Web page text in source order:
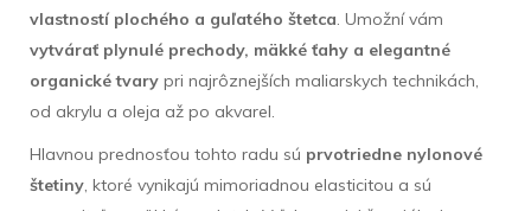
vlastností plochého a guľatého štetca. Umožní vám
vytvárať plynulé prechody, mäkké ťahy a elegantné
organické tvary pri najrôznejších maliarskych technikách,
od akrylu a oleja až po akvarel.
Hlavnou prednosťou tohto radu sú prvotriedne nylonové
štetiny, ktoré vynikajú mimoriadnou elasticitou a sú